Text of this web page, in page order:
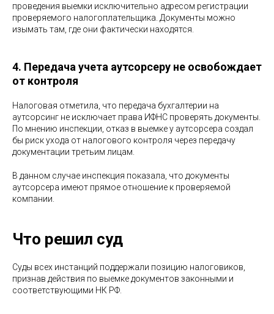
проведения выемки исключительно адресом регистрации
проверяемого налогоплательщика. Документы можно
изымать там, где они фактически находятся.
4. Передача учета аутсорсеру не освобождает
от контроля
Налоговая отметила, что передача бухгалтерии на
аутсорсинг не исключает права ИФНС проверять документы.
По мнению инспекции, отказ в выемке у аутсорсера создал
бы риск ухода от налогового контроля через передачу
документации третьим лицам.
В данном случае инспекция показала, что документы
аутсорсера имеют прямое отношение к проверяемой
компании.
Что решил суд
Суды всех инстанций поддержали позицию налоговиков,
признав действия по выемке документов законными и
соответствующими НК РФ.